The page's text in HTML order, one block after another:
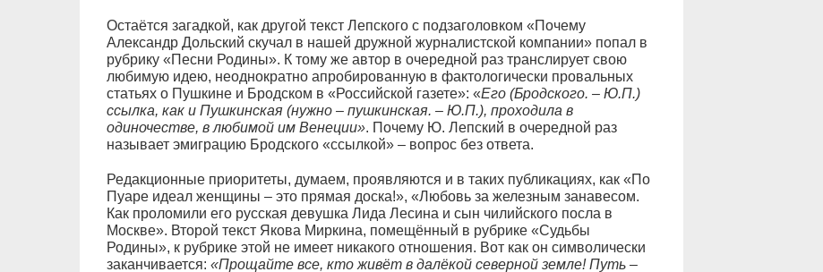
Остаётся загадкой, как другой текст Лепского с подзаголовком «Почему
Александр Дольский скучал в нашей дружной журналистской компании» попал в
рубрику «Песни Родины». К тому же автор в очередной раз транслирует свою
любимую идею, неоднократно апробированную в фактологически провальных
статьях о Пушкине и Бродском в «Российской газете»: «Его (Бродского. – Ю.П.)
ссылка, как и Пушкинская (нужно – пушкинская. – Ю.П.), проходила в
одиночестве, в любимой им Венеции». Почему Ю. Лепский в очередной раз
называет эмиграцию Бродского «ссылкой» – вопрос без ответа.
Редакционные приоритеты, думаем, проявляются и в таких публикациях, как «По
Пуаре идеал женщины – это прямая доска!», «Любовь за железным занавесом.
Как проломили его русская девушка Лида Лесина и сын чилийского посла в
Москве». Второй текст Якова Миркина, помещённый в рубрике «Судьбы
Родины», к рубрике этой не имеет никакого отношения. Вот как он символически
заканчивается: «Прощайте все, кто живёт в далёкой северной земле! Путь –